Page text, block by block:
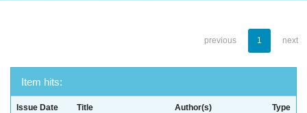
previous 1 next
Item hits:
Issue Date Title Author(s) Type